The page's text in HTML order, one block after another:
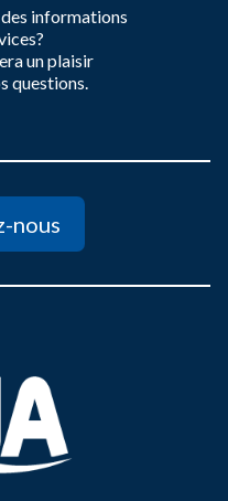
ses usagers.
informations
un plaisir
questions.
nous